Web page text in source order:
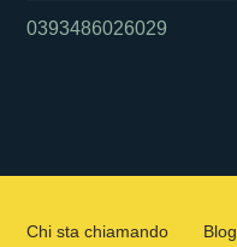
0393486026029
Chi sta chiamando Blog